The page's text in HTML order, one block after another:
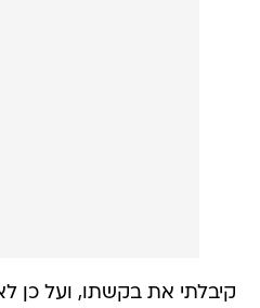
קיבלתי את בקשתו, ועל כן